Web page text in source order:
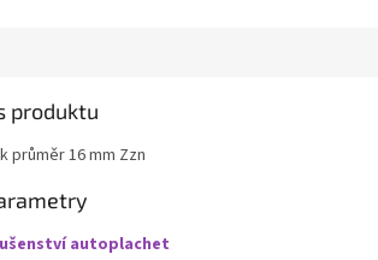
produktu
průměr 16 mm Zzn
autoplachet